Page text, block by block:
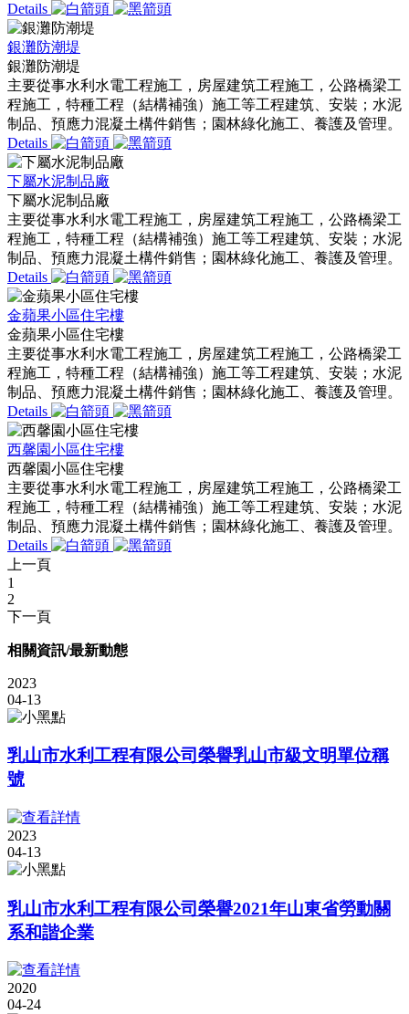
Details
銀灘防潮堤
銀灘防潮堤
主要從事水利水電工程施工，房屋建筑工程施工，公路橋梁工
程施工，特種工程（結構補強）施工等工程建筑、安裝；水泥
制品、預應力混凝土構件銷售；園林綠化施工、養護及管理。
Details
下屬水泥制品廠
下屬水泥制品廠
主要從事水利水電工程施工，房屋建筑工程施工，公路橋梁工
程施工，特種工程（結構補強）施工等工程建筑、安裝；水泥
制品、預應力混凝土構件銷售；園林綠化施工、養護及管理。
Details
金蘋果小區住宅樓
金蘋果小區住宅樓
主要從事水利水電工程施工，房屋建筑工程施工，公路橋梁工
程施工，特種工程（結構補強）施工等工程建筑、安裝；水泥
制品、預應力混凝土構件銷售；園林綠化施工、養護及管理。
Details
西馨園小區住宅樓
西馨園小區住宅樓
主要從事水利水電工程施工，房屋建筑工程施工，公路橋梁工
程施工，特種工程（結構補強）施工等工程建筑、安裝；水泥
制品、預應力混凝土構件銷售；園林綠化施工、養護及管理。
Details
上一頁
1
2
下一頁
相關資訊/最新動態
2023
04-13
乳山市水利工程有限公司榮譽乳山市級文明單位稱
號
2023
04-13
乳山市水利工程有限公司榮譽2021年山東省勞動關
系和諧企業
2020
04-24